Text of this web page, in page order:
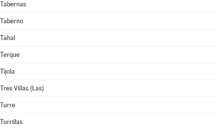
Tabernas
Taberno
Tahal
Terque
Tíjola
Tres Villas (Las)
Turre
Turrillas